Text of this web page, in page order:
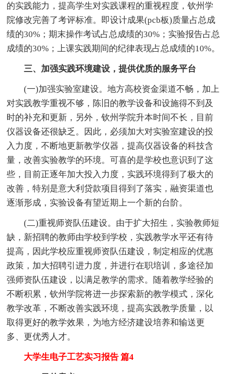
的实践能力，提高学生对实践课程的重视程度，钦州学
院修改完善了考评标准。即设计成果(pcb板)质量占总成
绩的30%；期末操作考试占总成绩的30%；实验报告占总
成绩的30%；上课实践期间的纪律表现占总成绩的10%。
三、加强实践环境建设，提供优质的服务平台
(一)加强实验室建设。地方高校资金渠道不畅，加上
对实践教学重视不够，陈旧的教学设备和设施得不到及
时的补充和更新，另外，钦州学院升本时间不长，目前
仪器设备还很缺乏。因此，必须加大对实验室建设的投
入力度，不断地更新教学仪器，提高仪器设备的科技含
量，改善实验教学的环境。可喜的是学校也意识到了这
些，目前正逐年加大投入力度，实践环境得到了极大的
改善，特别是意大利贷款项目得到了落实，融资渠道也
逐渐形成，实验设备有望近期上一个新的台阶。
(二)重视师资队伍建设。由于扩大招生，实验教师短
缺，新招聘的教师由学校到学校，实践教学水平还有待
提高，因此学校应重视师资队伍建设，制定相应的优惠
政策，加大招聘引进力度，并进行在职培训，多途径加
强师资队伍建设，以满足教学的需求。随着教学经验的
不断积累，钦州学院将进一步探索新的教学模式，深化
教学改革，不断改善实践环境，提高实践教学质量，以
取得更好的教学效果，为地方经济建设培养和输送更
多、更优秀人才。
大学生电子工艺实习报告 篇4